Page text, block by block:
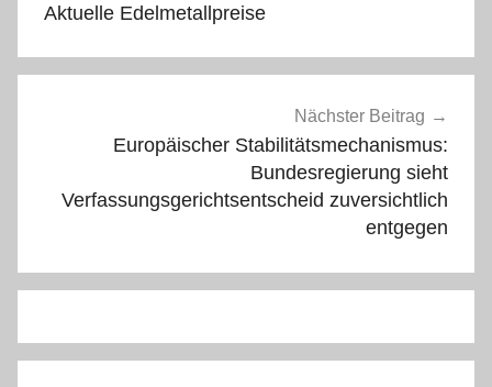
Aktuelle Edelmetallpreise
Nächster Beitrag
Europäischer Stabilitätsmechanismus:
Bundesregierung sieht
Verfassungsgerichtsentscheid zuversichtlich
entgegen